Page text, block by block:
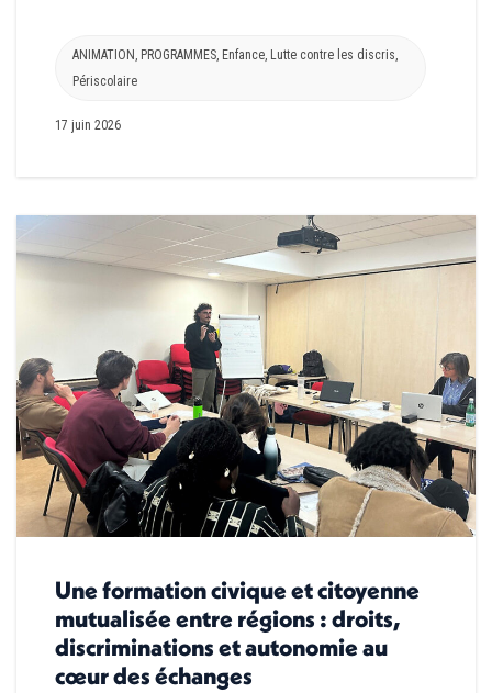
ANIMATION , PROGRAMMES, Enfance, Lutte contre les discris,
Périscolaire
17 juin 2026
Une formation civique et citoyenne
mutualisée entre régions : droits,
discriminations et autonomie au
cœur des échanges